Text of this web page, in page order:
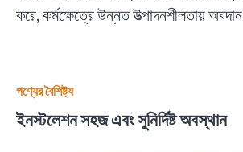
করে, কর্মক্ষেত্রে উন্নত উত্পাদনশীলতায়
পণ্যের বৈশিষ্ট্য
ইনস্টলেশন সহজ এবং সুনির্দিষ্ট অবস্থান